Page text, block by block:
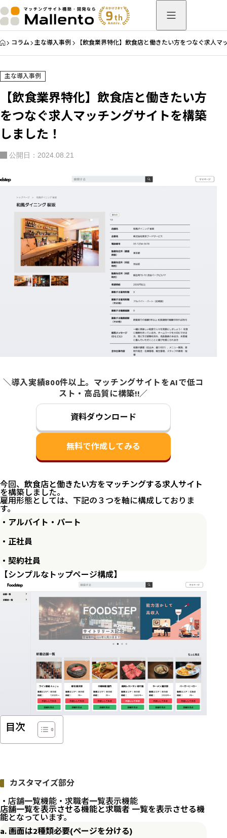
HOME
コラム 主な導入事例 【飲食業界特化】飲食店と働きたい方をつなぐ求人
主な導入事例
【飲食業界特化】飲食店と働きたい方
をつなぐ求人マッチングサイトを構築
しました！
公開日：2024.08.21
＼導入実績800件以上。マッチングサイトをAIで低コ
スト・高品質に構築!!／
資料ダウンロード
無料で作成してみる
今回、 飲食店と働きたい方をマッチングする求人サイト
を構築しました。
雇用形態としては、下記の３つを軸に構成しておりま
す。
・アルバイト・パート
・正社員
・契約社員
【シンプルなトップページ構成】
目次
カスタマイズ部分
・店舗一覧機能・求職者一覧表示機能
店舗一覧を表示させる機能と求職者 一覧を表示させる機
能となっています。
a. 画面は2種類必要(ページを分ける)